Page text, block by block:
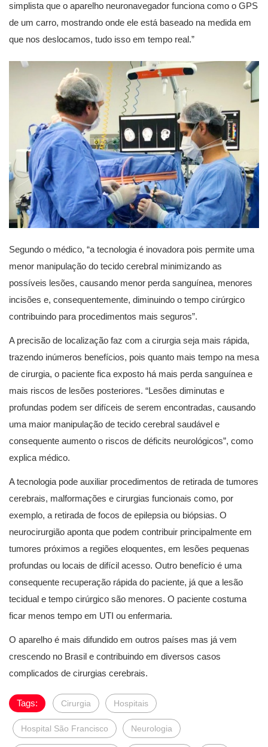
simplista que o aparelho neuronavegador funciona como o GPS
de um carro, mostrando onde ele está baseado na medida em
que nos deslocamos, tudo isso em tempo real.”
Segundo o médico, “a tecnologia é inovadora pois permite uma
menor manipulação do tecido cerebral minimizando as
possíveis lesões, causando menor perda sanguínea, menores
incisões e, consequentemente, diminuindo o tempo cirúrgico
contribuindo para procedimentos mais seguros”.
A precisão de localização faz com a cirurgia seja mais rápida,
trazendo inúmeros benefícios, pois quanto mais tempo na mesa
de cirurgia, o paciente fica exposto há mais perda sanguínea e
mais riscos de lesões posteriores. “Lesões diminutas e
profundas podem ser difíceis de serem encontradas, causando
uma maior manipulação de tecido cerebral saudável e
consequente aumento o riscos de déficits neurológicos”, como
explica médico.
A tecnologia pode auxiliar procedimentos de retirada de tumores
cerebrais, malformações e cirurgias funcionais como, por
exemplo, a retirada de focos de epilepsia ou biópsias. O
neurocirurgião aponta que podem contribuir principalmente em
tumores próximos a regiões eloquentes, em lesões pequenas
profundas ou locais de difícil acesso. Outro benefício é uma
consequente recuperação rápida do paciente, já que a lesão
tecidual e tempo cirúrgico são menores. O paciente costuma
ficar menos tempo em UTI ou enfermaria.
O aparelho é mais difundido em outros países mas já vem
crescendo no Brasil e contribuindo em diversos casos
complicados de cirurgias cerebrais.
Tags: Cirurgia Hospitais
Hospital São Francisco Neurologia